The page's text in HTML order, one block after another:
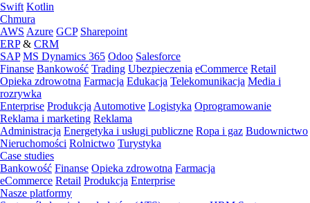
Swift Kotlin
Chmura
AWS Azure GCP Sharepoint
ERP& CRM
SAP MS Dynamics 365 Odoo Salesforce
Finanse Bankowość Trading Ubezpieczenia eCommerce Retail
Opieka zdrowotna Farmacja Edukacja Telekomunikacja Media i
rozrywka
Enterprise Produkcja Automotive Logistyka Oprogramowanie
Reklama i marketing Reklama
Administracja Energetyka i usługi publiczne Ropa i gaz Budownictwo
Nieruchomości Rolnictwo Turystyka
Case studies
Bankowość Finanse Opieka zdrowotna Farmacja
eCommerce Retail Produkcja Enterprise
Nasze platformy